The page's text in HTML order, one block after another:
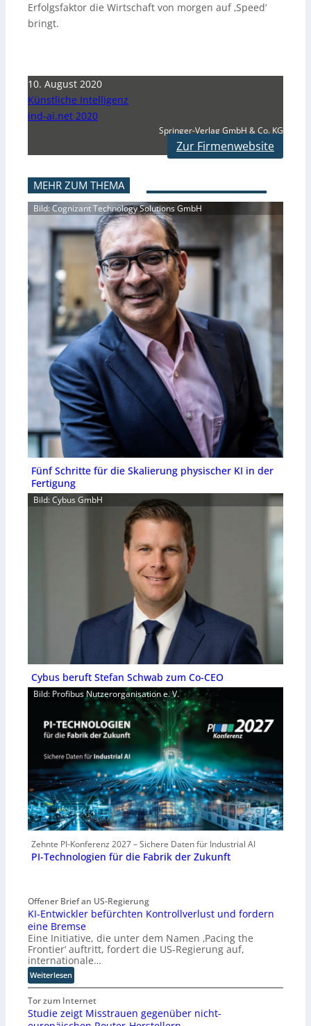
Erfolgsfaktor die Wirtschaft von morgen auf ‚Speed‘
bringt.
10. August 2020
Künstliche Intelligenz
ind-ai.net 2020
Springer-Verlag GmbH & Co. KG
Zur Firmenwebsite
MEHR ZUM THEMA
Bild: Cognizant Technology Solutions GmbH
Fünf Schritte für die Skalierung physischer KI in der
Fertigung
Bild: Cybus GmbH
Cybus beruft Stefan Schwab zum Co-CEO
Bild: Profibus Nutzerorganisation e. V.
Zehnte PI-Konferenz 2027 – Sichere Daten für Industrial AI
PI-Technologien für die Fabrik der Zukunft
Offener Brief an US-Regierung
KI-Entwickler befürchten Kontrollverlust und fordern
eine Bremse
Eine Initiative, die unter dem Namen ‚Pacing the
Frontier‘ auftritt, fordert die US-Regierung auf,
internationale…
Weiterlesen:
K
I
-
Tor zum Internet
Studie zeigt Misstrauen gegenüber nicht-